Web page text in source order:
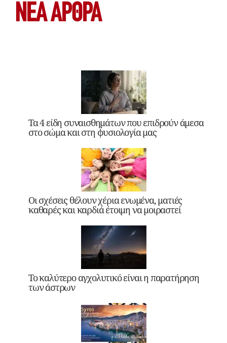
ΝΕΑ ΆΡΘΡΑ
Τα 4 είδη συναισθημάτων που επιδρούν άμεσα
στο σώμα και στη φυσιολογία μας
Οι σχέσεις θέλουν χέρια ενωμένα, ματιές
καθαρές και καρδιά έτοιμη να μοιραστεί
Το καλύτερο αγχολυτικό είναι η παρατήρηση
των άστρων